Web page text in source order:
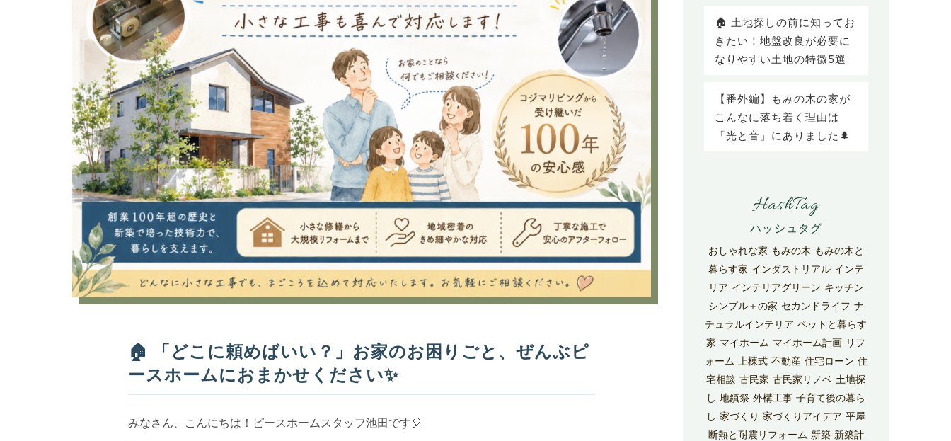
🏠 「どこに頼めばいい？」お家のお困りごと、ぜんぶピ
ースホームにおまかせください✨
みなさん、こんにちは！ピースホームスタッフ池田です🎈
🏠 土地探しの前に知ってお
きたい！地盤改良が必要に
なりやすい土地の特徴5選
【番外編】もみの木の家が
こんなに落ち着く理由は
「光と音」にありました🌲
HashTag
おしゃれな家 もみの木 もみの木と
暮らす家 インダストリアル インテ
リア インテリアグリーン キッチン
シンプル＋の家 セカンドライフ ナ
チュラルインテリア ペットと暮らす
家 マイホーム マイホーム計画 リフ
ォーム
上棟式 不動産 住宅ローン 住
宅相談 古民家 古民家リノベ 土地探
し 地鎮祭 外構工事 子育て後の暮ら
し 家づくり 家づくりアイデア 平屋
断熱と耐震リフォーム 新築 新築計